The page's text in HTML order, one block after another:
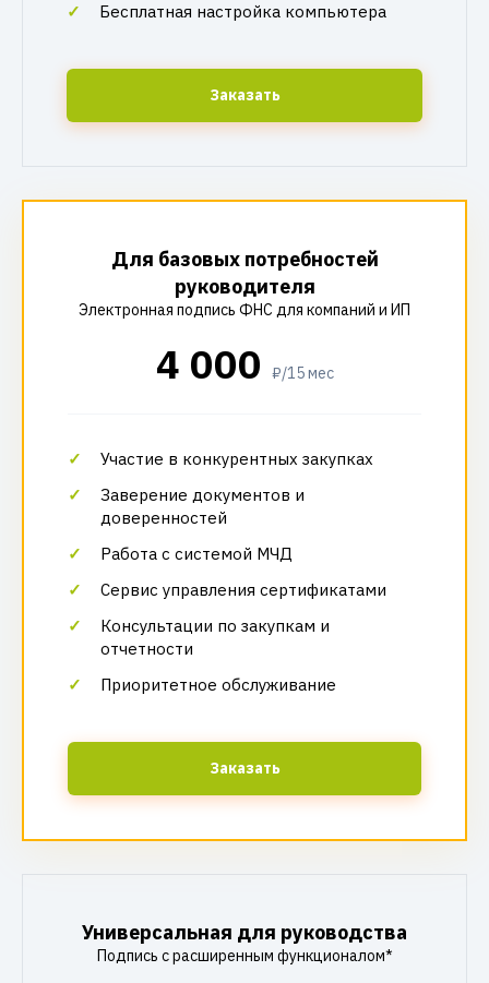
Бесплатная настройка компьютера
Заказать
Для базовых потребностей
руководителя
Электронная подпись ФНС для компаний и ИП
4 000 ₽/15 мес
Участие в конкурентных закупках
Заверение документов и
доверенностей
Работа с системой МЧД
Сервис управления сертификатами
Консультации по закупкам и
отчетности
Приоритетное обслуживание
Заказать
Универсальная для руководства
Подпись с расширенным функционалом*